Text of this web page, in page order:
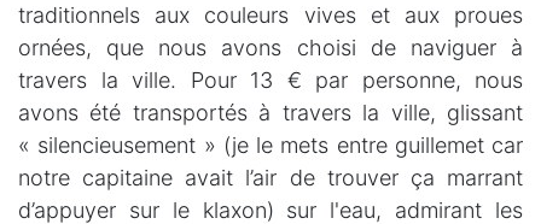
traditionnels aux couleurs vives et aux proues
ornées, que nous avons choisi de naviguer à
travers la ville. Pour 13 € par personne, nous
avons été transportés à travers la ville, glissant
« silencieusement » (je le mets entre guillemet car
notre capitaine avait l’air de trouver ça marrant
d’appuyer sur le klaxon) sur l'eau, admirant les